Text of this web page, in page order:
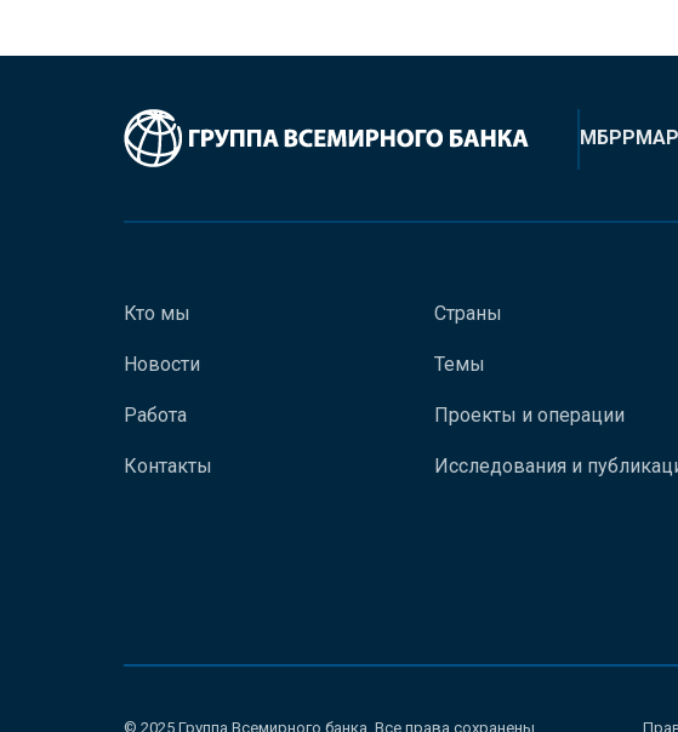
МБРРМАР
Кто мы
Новости
Работа
Контакты
Страны
Темы
Проекты и операции
Исследования и
© 2025 Группа Всемирного банка. Все права сохранены.